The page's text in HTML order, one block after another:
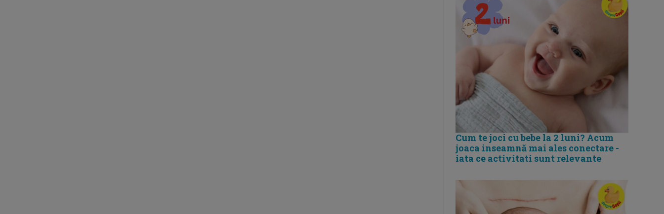
Cum te joci cu bebe la 2 luni? Acum
joaca inseamnă mai ales conectare -
iata ce activitati sunt relevante